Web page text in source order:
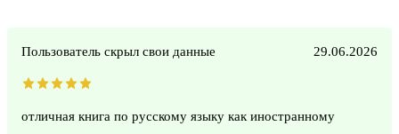
Пользователь скрыл свои данные 29.06.2026
отличная книга по русскому языку как иностранному